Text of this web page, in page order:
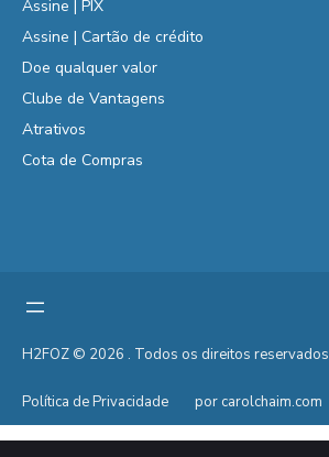
Assine | PIX
Assine | Cartão de crédito
Doe qualquer valor
Clube de Vantagens
Atrativos
Cota de Compras
H2FOZ © 2026 . Todos os direitos reservados
Política de Privacidade por carolchaim.com